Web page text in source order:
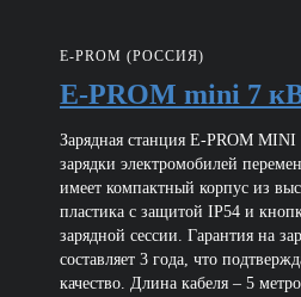
E-PROM (РОССИЯ)
E-PROM mini 7
Зарядная станция E-PROM MINI
зарядки электромобилей
имеет компактный корпус из
пластика с защитой IP54 и
зарядной сессии. Гарантия на
составляет 3 года, что
качество. Длина кабеля – 5